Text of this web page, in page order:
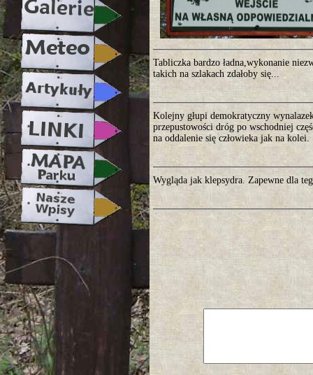
Tabliczka bardzo ładna,wykonanie
takich na szlakach zdałoby się...
Kolejny głupi demokratyczny
przepustowości dróg po wschodniej
na oddalenie się człowieka jak na kolei.
Wygląda jak klepsydra. Zapewne dla